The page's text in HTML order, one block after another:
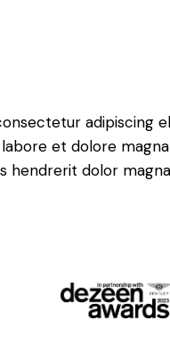
adipiscing
et dolore magna
hendrerit dolor